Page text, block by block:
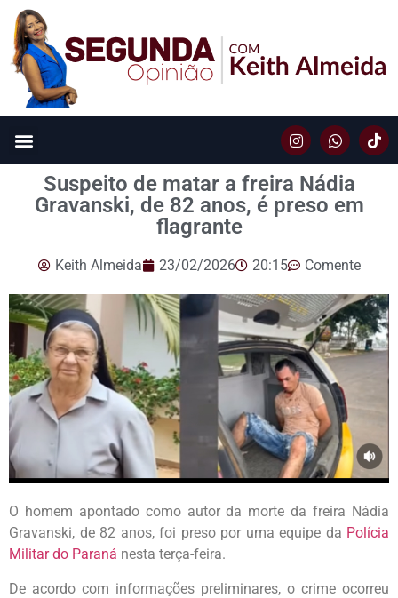
Suspeito de matar a freira Nádia
Gravanski, de 82 anos, é preso em
flagrante
Keith Almeida 23/02/2026 20:15 Comente
O homem apontado como autor da morte da freira Nádia
Gravanski, de 82 anos, foi preso por uma equipe da Polícia
Militar do Paraná nesta terça-feira.
De acordo com informações preliminares, o crime ocorreu